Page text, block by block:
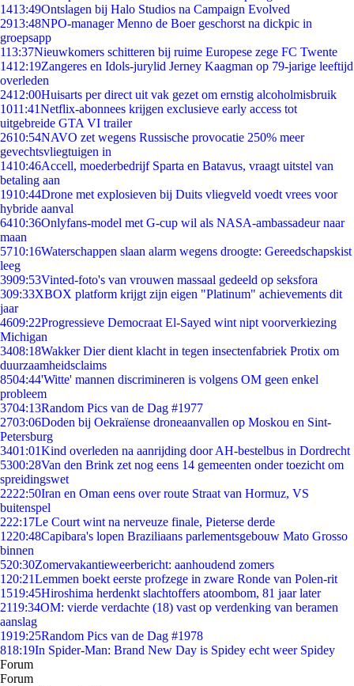
1413:49Ontslagen bij Halo Studios na Campaign Evolved
2913:48NPO-manager Menno de Boer geschorst na dickpic in
groepsapp
113:37Nieuwkomers schitteren bij ruime Europese zege FC Twente
1412:19Zangeres en Idols-jurylid Jerney Kaagman op 79-jarige leeftijd
overleden
2412:00Huisarts per direct uit vak gezet om ernstig alcoholmisbruik
1011:41Netflix-abonnees krijgen exclusieve early access tot
uitgebreide GTA VI trailer
2610:54NAVO zet wegens Russische provocatie 250% meer
gevechtsvliegtuigen in
1410:46Accell, moederbedrijf Sparta en Batavus, vraagt uitstel van
betaling aan
1910:44Drone met explosieven bij Duits vliegveld voedt vrees voor
hybride aanval
6410:36Onlyfans-model met G-cup wil als NASA-ambassadeur naar
maan
5710:16Waterschappen slaan alarm wegens droogte: Gereedschapskist
leeg
3909:53Vinted-foto's van vrouwen massaal gedeeld op seksfora
309:33XBOX platform krijgt zijn eigen "Platinum" achievements dit
jaar
4609:22Progressieve Democraat El-Sayed wint nipt voorverkiezing
Michigan
3408:18Wakker Dier dient klacht in tegen insectenfabriek Protix om
duurzaamheidsclaims
8504:44'Witte' mannen discrimineren is volgens OM geen enkel
probleem
3704:13Random Pics van de Dag #1977
2703:06Doden bij Oekraïense droneaanvallen op Moskou en Sint-
Petersburg
3401:01Kind overleden na aanrijding door AH-bestelbus in Dordrecht
5300:28Van den Brink zet nog eens 14 gemeenten onder toezicht om
spreidingswet
2222:50Iran en Oman eens over route Straat van Hormuz, VS
buitenspel
222:17Le Court wint na nerveuze finale, Pieterse derde
1220:48Capibara's lopen Braziliaans parlementsgebouw Mato Grosso
binnen
520:30Zomervakantieweerbericht: aanhoudend zomers
1 20:21Lemmen boekt eerste profzege in zware Ronde van Polen-rit
1519:45Hiroshima herdenkt slachtoffers atoombom, 81 jaar later
2119:34OM: vierde verdachte (18) vast op verdenking van beramen
aanslag
1919:25Random Pics van de Dag #1978
818:19In Spider-Man: Brand New Day is Spidey echt weer Spidey
Forum
Forum